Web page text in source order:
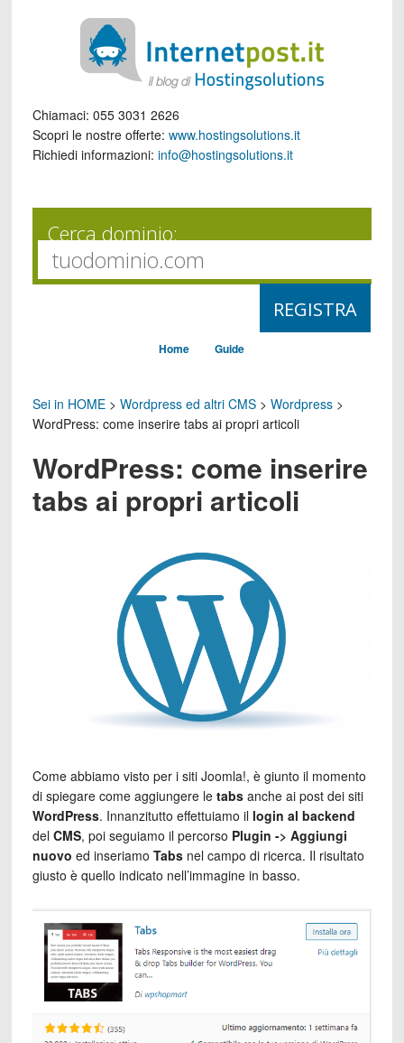
Chiamaci: 055 3031 2626
Scopri le nostre offerte: www.hostingsolutions.it
Richiedi informazioni: info@hostingsolutions.it
Cerca dominio:
Home Guide
Sei in HOME> Wordpress ed altri CMS> Wordpress>
WordPress: come inserire tabs ai propri articoli
WordPress: come inserire
tabs ai propri articoli
Come abbiamo visto per i siti Joomla!, è giunto il momento
di spiegare come aggiungere le tabsanche ai post dei siti
WordPress. Innanzitutto effettuiamo il login al backend
del CMS, poi seguiamo il percorso Plugin -> Aggiungi
nuovo ed inseriamo Tabsnel campo di ricerca. Il risultato
giusto è quello indicato nell’immagine in basso.